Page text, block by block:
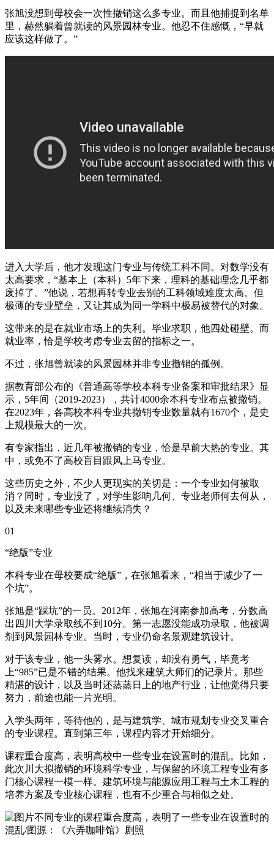
张旭没想到母校会一次性撤销这么多专业。而且他捕捉到名单
里，赫然躺着曾就读的风景园林专业。他忍不住感慨，“早就
应该这样做了。”
进入大学后，他才发现这门专业与传统工科不同。对数学没有
太高要求，“基本上（本科）5年下来，理科的基础理念几乎都
废掉了。”他说，若想再转专业去别的工科领域难度太高。但
极薄的专业壁垒，又让其成为同一学科中极易被替代的对象。
这带来的是在就业市场上的失利。毕业求职，他四处碰壁。而
就业率，恰是学校考虑专业去留的指标之一。
不过，张旭曾就读的风景园林并非专业撤销的孤例。
据教育部公布的《普通高等学校本科专业备案和审批结果》显
示，5年间（2019-2023），共计4000余本科专业布点被撤销。
在2023年，各高校本科专业共撤销专业数量就有1670个，是史
上规模最大的一次。
有专家指出，近几年被撤销的专业，恰是早前大热的专业。其
中，或免不了高校盲目跟风上马专业。
这些历史之外，不少人更现实的关切是：一个专业如何被取
消？同时，专业没了，对学生影响几何、专业老师何去何从，
以及未来哪些专业还将继续消失？
01
“绝版”专业
本科专业在母校要成“绝版”，在张旭看来，“相当于减少了一
个坑”。
张旭是“踩坑”的一员。2012年，张旭在河南参加高考，分数高
出四川大学录取线不到10分。第一志愿没能成功录取，他被调
剂到风景园林专业。当时，专业仍命名景观建筑设计。
对于该专业，他一头雾水。想复读，却没有勇气，毕竟考
上“985”已是不错的结果。他找来建筑大师们的记录片。那些
精湛的设计，以及当时还蒸蒸日上的地产行业，让他觉得只要
努力，前途也能一片光明。
入学头两年，等待他的，是与建筑学、城市规划专业交叉重合
的专业课程。直到第三年，课程内容才开始细分。
课程重合度高，表明高校中一些专业在设置时的混乱。比如，
此次川大拟撤销的环境科学专业，与保留的环境工程专业有多
门核心课程一模一样。建筑环境与能源应用工程与土木工程的
培养方案及专业核心课程，也有不少重合与相似之处。
不同专业的课程重合度高，表明了一些专业在设置时的
混乱/图源：《六弄咖啡馆》剧照